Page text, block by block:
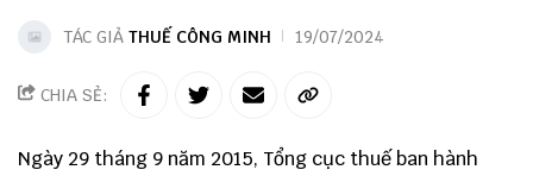
TÁC GIẢ THUẾ CÔNG MINH 19/07/2024
CHIA SẺ:
Ngày 29 tháng 9 năm 2015, Tổng cục thuế ban hành